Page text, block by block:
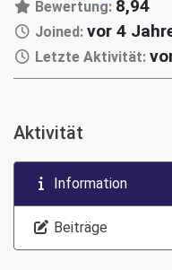
Bewertung: 8,94
Joined: vor 4
Letzte Aktivität:
Aktivität
Information
Beiträge